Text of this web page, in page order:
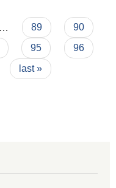
89
90
95
96
last »